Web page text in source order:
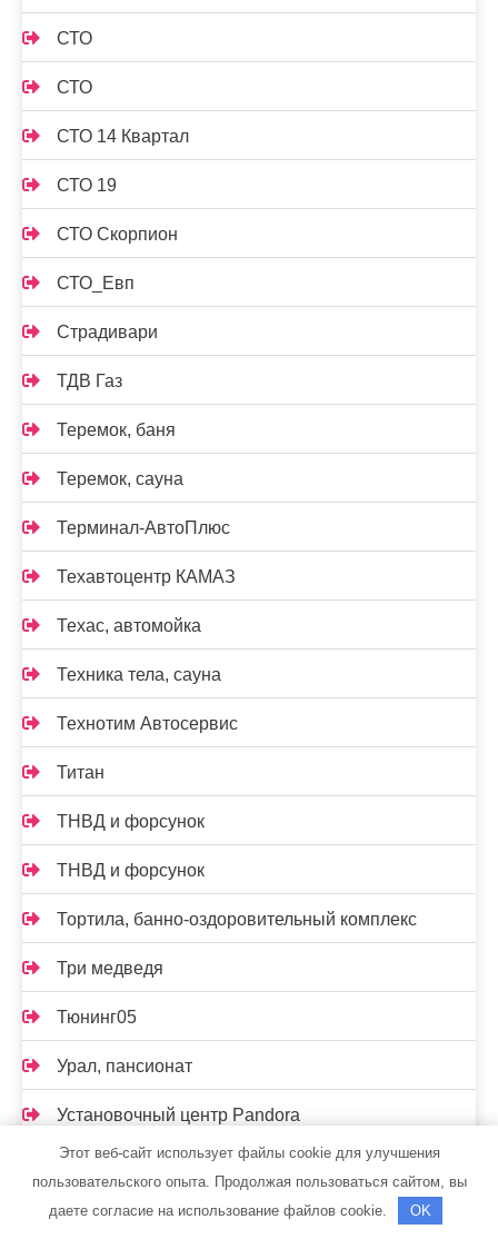
СТО
СТО
СТО 14 Квартал
СТО 19
СТО Скорпион
СТО_Евп
Страдивари
ТДВ Газ
Теремок, баня
Теремок, сауна
Терминал-АвтоПлюс
Техавтоцентр КАМАЗ
Техас, автомойка
Техника тела, сауна
Технотим Автосервис
Титан
ТНВД и форсунок
ТНВД и форсунок
Тортила, банно-оздоровительный комплекс
Три медведя
Тюнинг05
Урал, пансионат
Установочный центр Pandora
Установочный центр Pandora
Феникс, сауна
Этот веб-сайт использует файлы cookie для улучшения
пользовательского опыта. Продолжая пользоваться сайтом, вы
даете согласие на использование файлов cookie.
OK